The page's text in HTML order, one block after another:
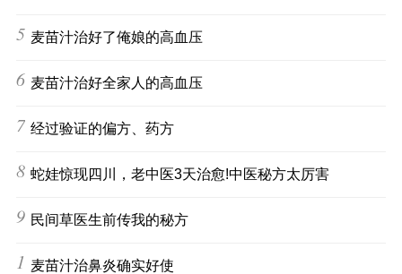
5 麦苗汁治好了俺娘的高血压
6 麦苗汁治好全家人的高血压
7 经过验证的偏方、药方
8 蛇娃惊现四川，老中医3天治愈!中医秘方太厉害
9 民间草医生前传我的秘方
10麦苗汁治鼻炎确实好使